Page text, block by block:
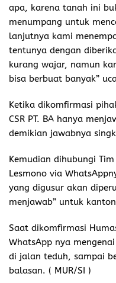
apa, karena tanah ini
menumpang untuk
lanjutnya kami
tentunya dengan
kurang wajar, namun
bisa berbuat banyak”
Ketika dikomfirmasi
CSR PT. BA hanya
demikian jawabnya
Kemudian dihubungi
Lesmono via
yang digusur akan
menjawab” untuk
Saat dikomfirmasi
WhatsApp nya
di jalan teduh, sampai
balasan. ( MUR/SI )